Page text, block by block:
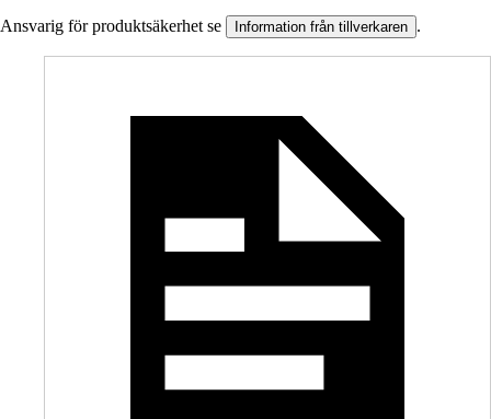
Ansvarig för produktsäkerhet se Information från tillverkaren .